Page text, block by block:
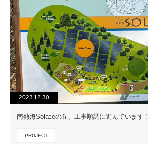
2023.12.30
南熱海Solaceの丘、工事順調に進んでいます！
PROJECT